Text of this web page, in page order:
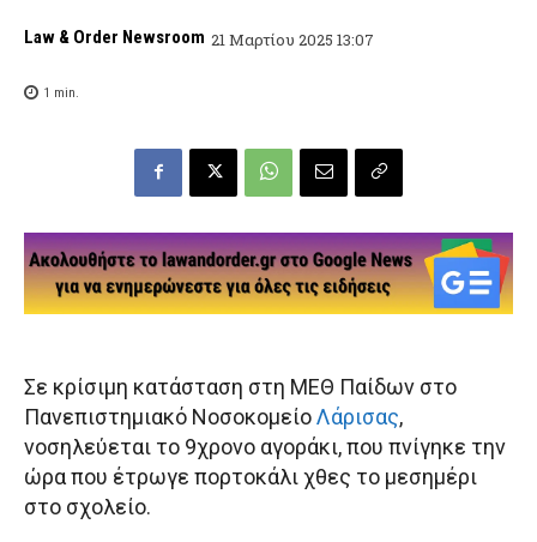
Law & Order Newsroom 21 Μαρτίου 2025 13:07
1 min.
Σε κρίσιμη κατάσταση στη ΜΕΘ Παίδων στο
Πανεπιστημιακό ΝοσοκομείοΛάρισας,
νοσηλεύεται το 9χρονο αγοράκι, που πνίγηκε την
ώρα που έτρωγε πορτοκάλι χθες το μεσημέρι
στο σχολείο.